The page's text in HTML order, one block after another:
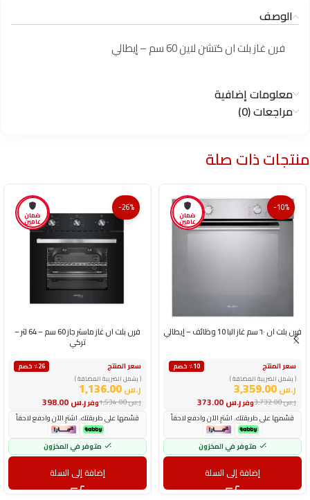
الوصف
فرن غاز بلت ان كتشن لاين 60 سم – إيطالي
معلومات إضافية
مراجعات (0)
منتجات ذات صلة
ضمان
عامين
-10%
فرن بلت ان ٦٠ سم غاز البا 10 وظائف – إيطالي
سعر المنتج
٪10 خصم
( يشمل الضريبة المضافة )
ر.س3,359.00
وفرر.س ر.س3,732.00
قسّمها على طريقتك. اشترِ الآن وادفع لاحقاً
متوفر في المخزون
إضافة إلى السلة
ضمان
عامين
-26%
فرن بلت ان غاز ماستر جاز 60 سم – 64 لتر –
تركي
سعر المنتج
٪26 خصم
( يشمل الضريبة المضافة )
ر.س1,136.00
وفرر.س ر.س1,534.00
قسّمها على طريقتك. اشترِ الآن وادفع لاحقاً
متوفر في المخزون
إضافة إلى السلة